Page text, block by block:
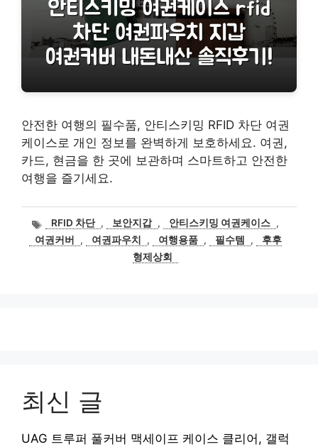
안전한 여행의 필수품, 안티스키밍 RFID 차단 여권
케이스로 개인 정보를 완벽하게 보호하세요. 여권,
카드, 현금을 한 곳에 보관하며 스마트하고 안전한
여행을 즐기세요.
태
그
RFID 차단 , 보안지갑 , 안티스키밍 여권케이스 ,
여권커버
, 여권파우치 , 여행용품 , 필수템 ,
후후
형제상회
최신 글
UAG 트루퍼 풀커버 맥세이프 케이스 클리어, 갤럭